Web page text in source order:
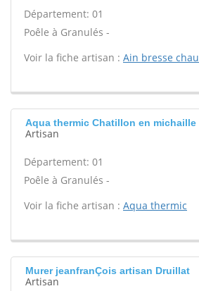
Département: 01
Poêle à Granulés -
Voir la fiche artisan : Ain bresse
Aqua thermic Chatillon en michaille
Artisan
Département: 01
Poêle à Granulés -
Voir la fiche artisan : Aqua thermic
Murer jeanfranÇois artisan Druillat
Artisan